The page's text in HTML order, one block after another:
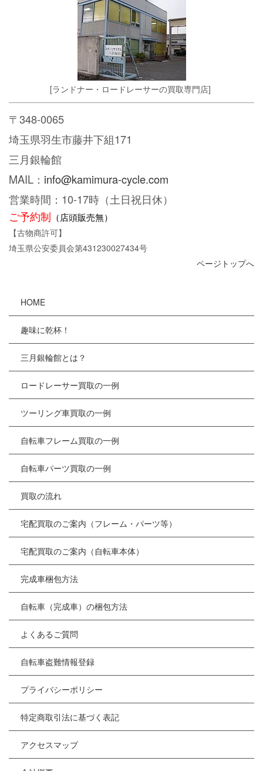
[ランドナー・ロードレーサーの買取専門店]
〒348-0065
埼玉県羽生市藤井下組171
三月銀輪館
MAIL： info@kamimura-cycle.com
営業時間：10-17時（土日祝日休）
ご予約制 （店頭販売無）
【古物商許可】
埼玉県公安委員会第431230027434号
ページトップへ
HOME
趣味に乾杯！
三月銀輪館とは？
ロードレーサー買取の一例
ツーリング車買取の一例
自転車フレーム買取の一例
自転車パーツ買取の一例
買取の流れ
宅配買取のご案内（フレーム・パーツ等）
宅配買取のご案内（自転車本体）
完成車梱包方法
自転車（完成車）の梱包方法
よくあるご質問
自転車盗難情報登録
プライバシーポリシー
特定商取引法に基づく表記
アクセスマップ